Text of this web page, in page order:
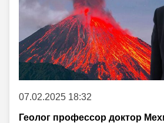
07.02.2025 18:32
Геолог профессор доктор